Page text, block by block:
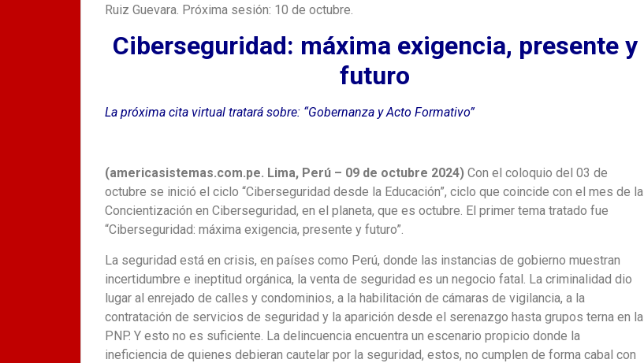
Ruiz Guevara. Próxima sesión: 10 de octubre.
Ciberseguridad: máxima exigencia, presente y
futuro
La próxima cita virtual tratará sobre: “Gobernanza y Acto Formativo”
(americasistemas.com.pe. Lima, Perú – 09 de octubre 2024) Con el coloquio del 03 de
octubre se inició el ciclo “Ciberseguridad desde la Educación”, ciclo que coincide con el mes de la
Concientización en Ciberseguridad, en el planeta, que es octubre. El primer tema tratado fue
“Ciberseguridad: máxima exigencia, presente y futuro”.
La seguridad está en crisis, en países como Perú, donde las instancias de gobierno muestran
incertidumbre e ineptitud orgánica, la venta de seguridad es un negocio fatal. La criminalidad dio
lugar al enrejado de calles y condominios, a la habilitación de cámaras de vigilancia, a la
contratación de servicios de seguridad y la aparición desde el serenazgo hasta grupos terna en la
PNP. Y esto no es suficiente. La delincuencia encuentra un escenario propicio donde la
ineficiencia de quienes debieran cautelar por la seguridad, estos, no cumplen de forma cabal con